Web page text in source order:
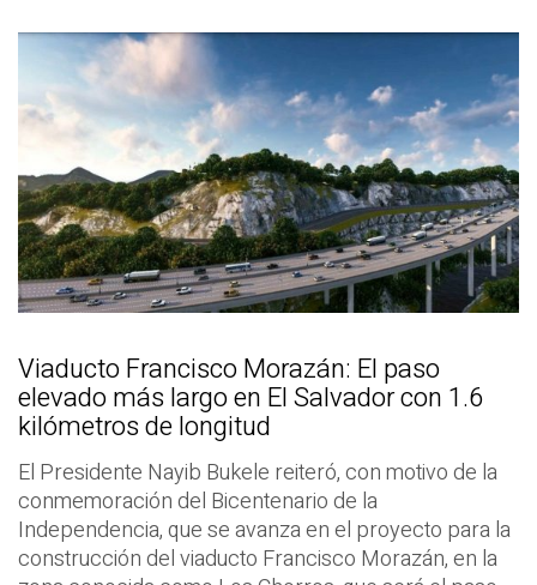
Viaducto Francisco Morazán: El paso
elevado más largo en El Salvador con 1.6
kilómetros de longitud
El Presidente Nayib Bukele reiteró, con motivo de la
conmemoración del Bicentenario de la
Independencia, que se avanza en el proyecto para la
construcción del viaducto Francisco Morazán, en la